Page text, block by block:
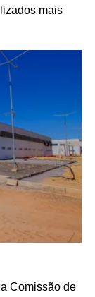
mais
Comissão de